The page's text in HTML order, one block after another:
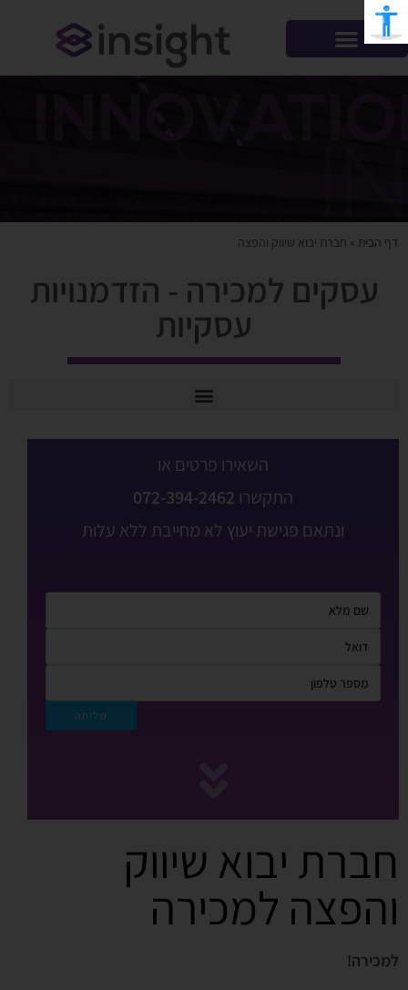
דף הבית » חברת יבוא שיווק והפצה
עסקים למכירה - הזדמנויות
עסקיות
השאירו פרטים או
התקשרו 072-394-2462
ונתאם פגישת יעוץ לא מחייבת ללא עלות
חברת יבוא שיווק
והפצה למכירה
למכירה!